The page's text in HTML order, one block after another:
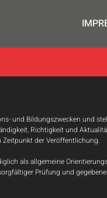
und Bildungszwecken und
Richtigkeit und
der Veröffentlichung.
als allgemeine
Prüfung und